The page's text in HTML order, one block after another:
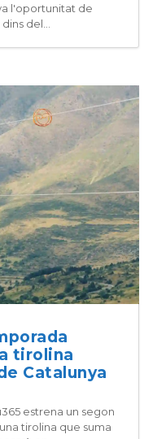
l'oportunitat de
del...
tirolina
Catalunya
estrena un segon
tirolina que suma